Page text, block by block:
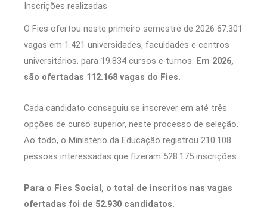
Inscrições realizadas
O Fies ofertou neste primeiro semestre de 2026 67.301
vagas em 1.421 universidades, faculdades e centros
universitários, para 19.834 cursos e turnos. Em 2026,
são ofertadas 112.168 vagas do Fies.
Cada candidato conseguiu se inscrever em até três
opções de curso superior, neste processo de seleção.
Ao todo, o Ministério da Educação registrou 210.108
pessoas interessadas que fizeram 528.175 inscrições.
Para o Fies Social, o total de inscritos nas vagas
ofertadas foi de 52.930 candidatos.